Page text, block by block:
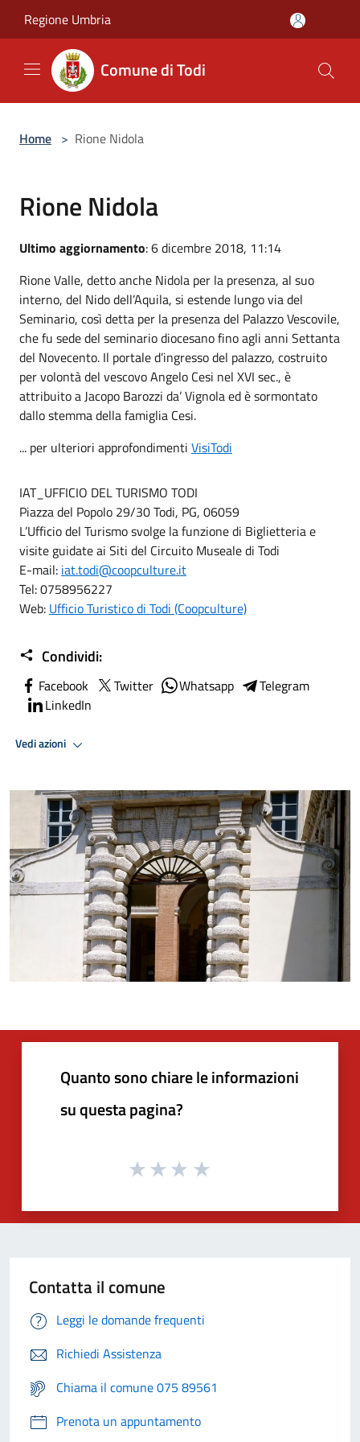
Regione Umbria
Comune di Todi
Home > Rione Nidola
Rione Nidola
Ultimo aggiornamento: 6 dicembre 2018, 11:14
Rione Valle, detto anche Nidola per la presenza, al suo
interno, del Nido dell’Aquila, si estende lungo via del
Seminario, così detta per la presenza del Palazzo Vescovile,
che fu sede del seminario diocesano fino agli anni Settanta
del Novecento. Il portale d’ingresso del palazzo, costruito
per volontà del vescovo Angelo Cesi nel XVI sec., è
attribuito a Jacopo Barozzi da’ Vignola ed è sormontato
dallo stemma della famiglia Cesi.
... per ulteriori approfondimenti VisiTodi
IAT_UFFICIO DEL TURISMO TODI
Piazza del Popolo 29/30 Todi, PG, 06059
L’Ufficio del Turismo svolge la funzione di Biglietteria e
visite guidate ai Siti del Circuito Museale di Todi
E-mail: iat.todi@coopculture.it
Tel: 0758956227
Web: Ufficio Turistico di Todi (Coopculture)
Condividi:
Facebook Twitter Whatsapp
Telegram
LinkedIn
Vedi azioni
Quanto sono chiare le informazioni
su questa pagina?
Contatta il comune
Leggi le domande frequenti
Richiedi Assistenza
Chiama il comune 075 89561
Prenota un appuntamento